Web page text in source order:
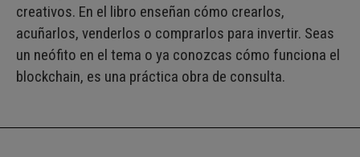
creativos. En el libro enseñan cómo crearlos,
acuñarlos, venderlos o comprarlos para invertir. Seas
un neófito en el tema o ya conozcas cómo funciona el
blockchain, es una práctica obra de consulta.